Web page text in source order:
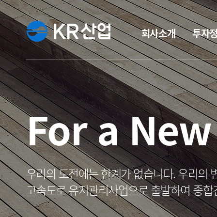
회사소개 투자
For a
우리의 도전에는 한계가 없습니다. 우리의
고속도로 유지관리사업으로 출발하여 종